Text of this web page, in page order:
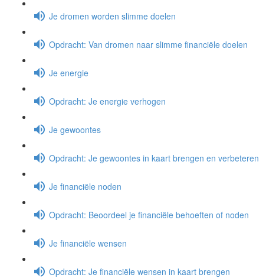
Je dromen worden slimme doelen
Opdracht: Van dromen naar slimme financiële doelen
Je energie
Opdracht: Je energie verhogen
Je gewoontes
Opdracht: Je gewoontes in kaart brengen en verbeteren
Je financiële noden
Opdracht: Beoordeel je financiële behoeften of noden
Je financiële wensen
Opdracht: Je financiële wensen in kaart brengen